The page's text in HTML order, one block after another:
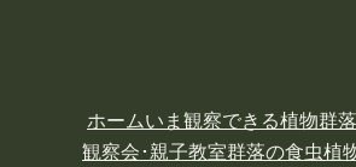
ホームいま観察できる植物群
観察会･親子教室群落の食虫植